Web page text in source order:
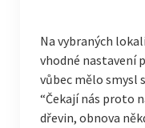
Na vybraných
vhodné nastavení
vůbec mělo smysl
“Čekají nás proto
dřevin, obnova